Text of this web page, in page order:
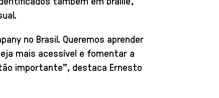
no Brasil. Queremos aprender
mais acessível e fomentar a
importante”, destaca Ernesto